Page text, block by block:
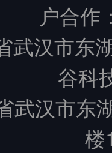
户合作
武汉市东
谷科
武汉市东
楼